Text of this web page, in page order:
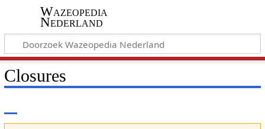
Wazeopedia
Nederland
Closures